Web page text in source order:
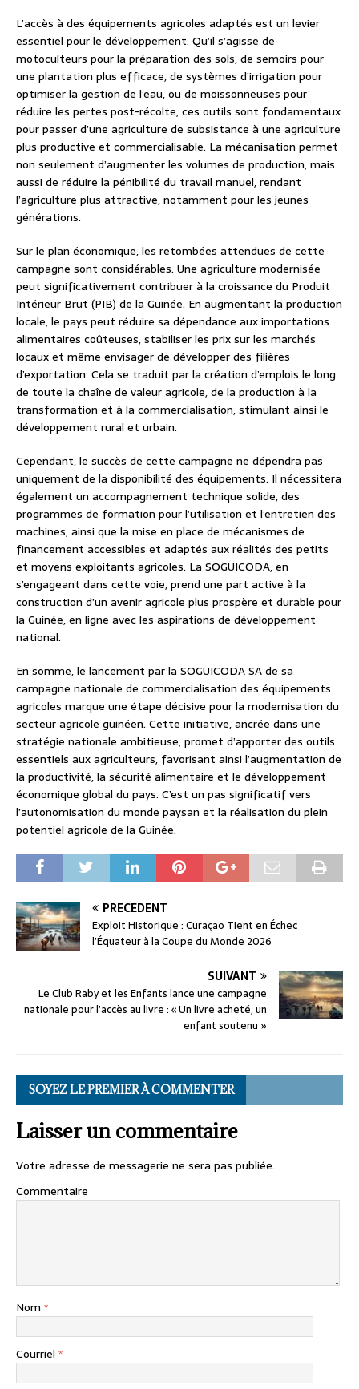
L’accès à des équipements agricoles adaptés est un levier
essentiel pour le développement. Qu’il s’agisse de
motoculteurs pour la préparation des sols, de semoirs pour
une plantation plus efficace, de systèmes d’irrigation pour
optimiser la gestion de l’eau, ou de moissonneuses pour
réduire les pertes post-récolte, ces outils sont fondamentaux
pour passer d’une agriculture de subsistance à une agriculture
plus productive et commercialisable. La mécanisation permet
non seulement d’augmenter les volumes de production, mais
aussi de réduire la pénibilité du travail manuel, rendant
l’agriculture plus attractive, notamment pour les jeunes
générations.
Sur le plan économique, les retombées attendues de cette
campagne sont considérables. Une agriculture modernisée
peut significativement contribuer à la croissance du Produit
Intérieur Brut (PIB) de la Guinée. En augmentant la production
locale, le pays peut réduire sa dépendance aux importations
alimentaires coûteuses, stabiliser les prix sur les marchés
locaux et même envisager de développer des filières
d’exportation. Cela se traduit par la création d’emplois le long
de toute la chaîne de valeur agricole, de la production à la
transformation et à la commercialisation, stimulant ainsi le
développement rural et urbain.
Cependant, le succès de cette campagne ne dépendra pas
uniquement de la disponibilité des équipements. Il nécessitera
également un accompagnement technique solide, des
programmes de formation pour l’utilisation et l’entretien des
machines, ainsi que la mise en place de mécanismes de
financement accessibles et adaptés aux réalités des petits
et moyens exploitants agricoles. La SOGUICODA, en
s’engageant dans cette voie, prend une part active à la
construction d’un avenir agricole plus prospère et durable pour
la Guinée, en ligne avec les aspirations de développement
national.
En somme, le lancement par la SOGUICODA SA de sa
campagne nationale de commercialisation des équipements
agricoles marque une étape décisive pour la modernisation du
secteur agricole guinéen. Cette initiative, ancrée dans une
stratégie nationale ambitieuse, promet d’apporter des outils
essentiels aux agriculteurs, favorisant ainsi l’augmentation de
la productivité, la sécurité alimentaire et le développement
économique global du pays. C’est un pas significatif vers
l’autonomisation du monde paysan et la réalisation du plein
potentiel agricole de la Guinée.
PRÉCÉDENT
Exploit Historique : Curaçao Tient en Échec
l’Équateur à la Coupe du Monde 2026
SUIVANT
Le Club Raby et les Enfants lance une campagne
nationale pour l’accès au livre : « Un livre acheté, un
enfant soutenu »
SOYEZ LE PREMIER À COMMENTER
Laisser un commentaire
Votre adresse de messagerie ne sera pas publiée.
Commentaire
Nom *
Courriel *